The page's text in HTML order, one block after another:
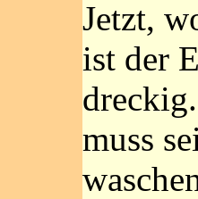
Jetzt,
ist der
muss